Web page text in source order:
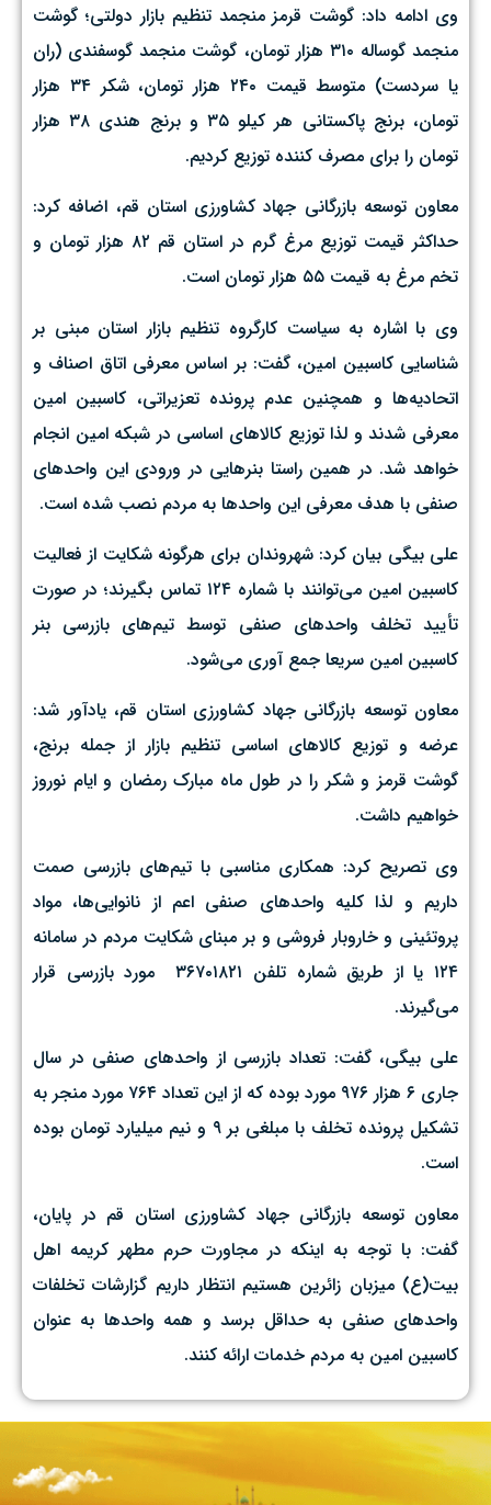
وی ادامه داد: گوشت قرمز منجمد تنظیم بازار دولتی؛ گوشت
منجمد گوساله ۳۱۰ هزار تومان، گوشت منجمد گوسفندی (ران
یا سردست) متوسط قیمت ۲۴۰ هزار تومان، شکر ۳۴ هزار
تومان، برنج پاکستانی هر کیلو ۳۵ و برنج هندی ۳۸ هزار
تومان را برای مصرف کننده توزیع کردیم.
معاون توسعه بازرگانی جهاد کشاورزی استان قم، اضافه کرد:
حداکثر قیمت توزیع مرغ گرم در استان قم ۸۲ هزار تومان و
تخم مرغ به قیمت ۵۵ هزار تومان است.
وی با اشاره به سیاست کارگروه تنظیم بازار استان مبنی بر
شناسایی کاسبین امین، گفت: بر اساس معرفی اتاق اصناف و
اتحادیه‌ها و همچنین عدم پرونده تعزیراتی، کاسبین امین
معرفی شدند و لذا توزیع کالاهای اساسی در شبکه امین انجام
خواهد شد. در همین راستا بنرهایی در ورودی این واحدهای
صنفی با هدف معرفی این واحدها به مردم نصب شده است.
علی بیگی بیان کرد: شهروندان برای هرگونه شکایت از فعالیت
کاسبین امین می‌توانند با شماره ۱۲۴ تماس بگیرند؛ در صورت
تأیید تخلف واحدهای صنفی توسط تیم‌های بازرسی بنر
کاسبین امین سریعا جمع آوری می‌شود.
معاون توسعه بازرگانی جهاد کشاورزی استان قم، یادآور شد:
عرضه و توزیع کالاهای اساسی تنظیم بازار از جمله برنج،
گوشت قرمز و شکر را در طول ماه مبارک رمضان و ایام نوروز
خواهیم داشت.
وی تصریح کرد: همکاری مناسبی با تیم‌های بازرسی صمت
داریم و لذا کلیه‌ واحدهای صنفی اعم از نانوایی‌ها، مواد
پروتئینی و خاروبار فروشی و بر مبنای شکایت مردم در سامانه
۱۲۴ یا از طریق شماره تلفن ۳۶۷۰۱۸۲۱ مورد بازرسی قرار
می‌گیرند.
علی بیگی، گفت: تعداد بازرسی از واحدهای صنفی در سال
جاری ۶ هزار ۹۷۶ مورد بوده که از این تعداد ۷۶۴ مورد منجر به
تشکیل پرونده تخلف با مبلغی بر ۹ و نیم میلیارد تومان بوده
است.
معاون توسعه بازرگانی جهاد کشاورزی استان قم در پایان،
گفت: با توجه به اینکه در مجاورت حرم مطهر کریمه اهل
بیت(ع) میزبان زائرین هستیم انتظار داریم گزارشات تخلفات
واحدهای صنفی به حداقل برسد و همه واحدها به عنوان
کاسبین امین به مردم خدمات ارائه کنند.